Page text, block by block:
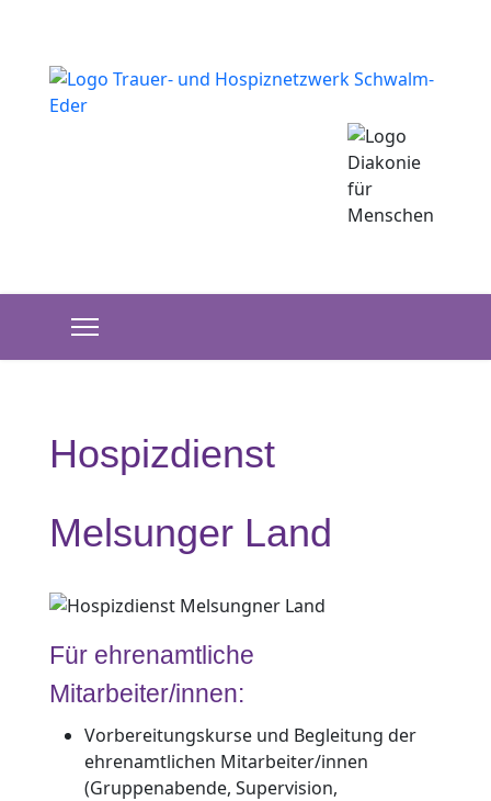
Hospizdienst
Melsunger Land
Für ehrenamtliche
Mitarbeiter/innen:
Vorbereitungskurse und Begleitung der
ehrenamtlichen Mitarbeiter/innen
(Gruppenabende, Supervision,